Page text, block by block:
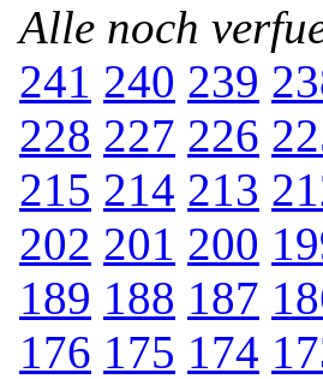
Alle noch
241 240 239
228 227 226
215 214 213
202 201 200
189 188 187
176 175 174